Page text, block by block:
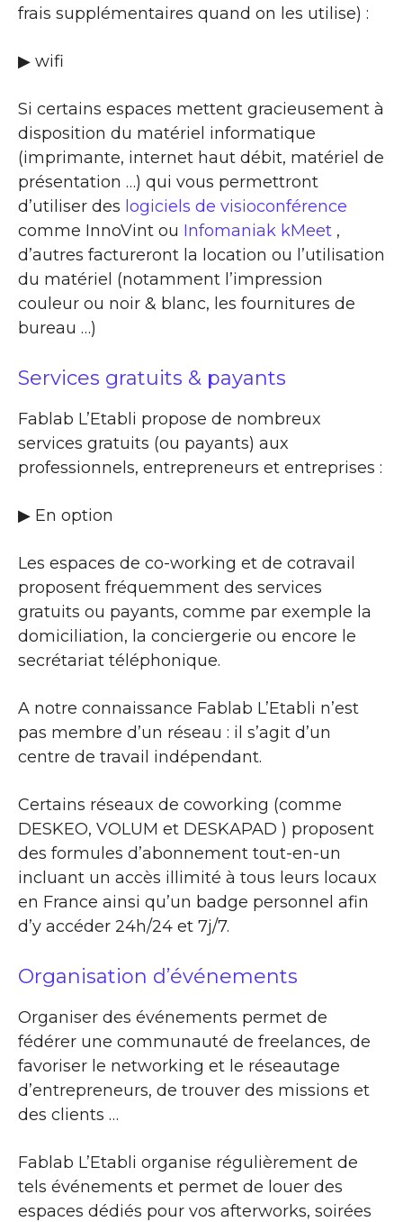
frais supplémentaires quand on les utilise) :
▶ wifi
Si certains espaces mettent gracieusement à
disposition du matériel informatique
(imprimante, internet haut débit, matériel de
présentation …) qui vous permettront
d’utiliser des logiciels de visioconférence
comme InnoVint ou Infomaniak kMeet ,
d’autres factureront la location ou l’utilisation
du matériel (notamment l’impression
couleur ou noir & blanc, les fournitures de
bureau …)
Services gratuits & payants
Fablab L’Etabli propose de nombreux
services gratuits (ou payants) aux
professionnels, entrepreneurs et entreprises :
▶​ En option
Les espaces de co-working et de cotravail
proposent fréquemment des services
gratuits ou payants, comme par exemple la
domiciliation, la conciergerie ou encore le
secrétariat téléphonique.
A notre connaissance Fablab L’Etabli n’est
pas membre d’un réseau : il s’agit d’un
centre de travail indépendant.
Certains réseaux de coworking (comme
DESKEO, VOLUM et DESKAPAD ) proposent
des formules d’abonnement tout-en-un
incluant un accès illimité à tous leurs locaux
en France ainsi qu’un badge personnel afin
d’y accéder 24h/24 et 7j/7.
Organisation d’événements
Organiser des événements permet de
fédérer une communauté de freelances, de
favoriser le networking et le réseautage
d’entrepreneurs, de trouver des missions et
des clients …
Fablab L’Etabli organise régulièrement de
tels événements et permet de louer des
espaces dédiés pour vos afterworks, soirées